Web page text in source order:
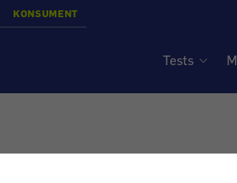
KONSUMENT
Tests